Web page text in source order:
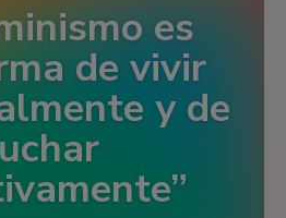
es
de vivir
y de